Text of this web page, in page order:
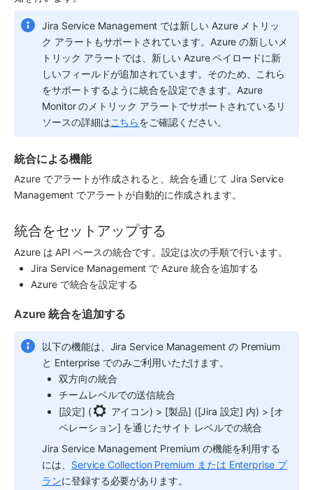
Jira Service Management では新しい Azure メトリッ
ク アラートもサポートされています。Azure の新しいメ
トリック アラートでは、新しい Azure ペイロードに新
しいフィールドが追加されています。そのため、これら
をサポートするように統合を設定できます。Azure
Monitor のメトリック アラートでサポートされているリ
ソースの詳細はこちらをご確認ください。
統合による機能
Azure でアラートが作成されると、統合を通じて Jira Service
Management でアラートが自動的に作成されます。
統合をセットアップする
Azure は API ベースの統合です。設定は次の手順で行います。
Jira Service Management で Azure 統合を追加する
Azure で統合を設定する
Azure 統合を追加する
以下の機能は、 Jira Service Management の Premium
と Enterprise でのみご利用いただけます。
双方向の統合
チームレベルでの送信統合
[設定] (
アイコン) > [製品] ([Jira 設定] 内) > [オ
ペレーション] を通じたサイト レベルでの統合
Jira Service Management Premium の機能を利用する
には、 Service Collection Premium または Enterprise プ
ランに登録する必要があります。